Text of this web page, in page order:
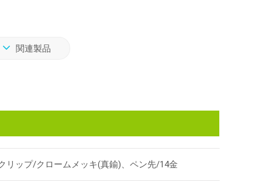
関連製品
リップ/クロームメッキ(真鍮)、ペン先/14金